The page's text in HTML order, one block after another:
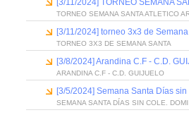
[3/11/2024] TORNEO SEMANA
TORNEO SEMANA SANTA ATLETICO
[3/11/2024] torneo 3x3 de
TORNEO 3X3 DE SEMANA SANTA
[3/8/2024] Arandina C.F - C.D.
ARANDINA C.F - C.D. GUIJUELO
[3/5/2024] Semana Santa Días
SEMANA SANTA DÍAS SIN COLE.